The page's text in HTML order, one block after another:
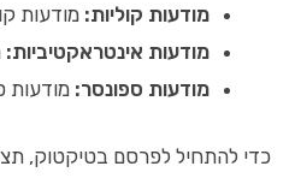
מודעות קוליות: מודעות קוליות הן
מודעות אינטראקטיביות:
מודעות ספונסר: מודעות
כדי להתחיל לפרסם בטיקטוק,